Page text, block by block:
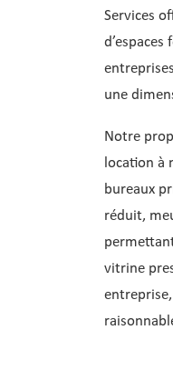
Services
une
Notre
location à
bureaux
réduit,
vitrine